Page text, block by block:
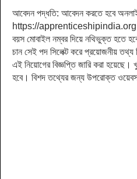
আবেদন পদ্ধতি: আবেদন করতে হবে
https://apprenticeshipindia.org এই
বয়স মোবাইল নম্বর দিয়ে নথিভুক্ত হতে
চান সেই পদ সিলেক্ট করে প্রয়োজনীয়
এই নিয়োগের বিজ্ঞপ্তি জারি করা
হবে। বিশদ তথ্যের জন্য উপরোক্ত